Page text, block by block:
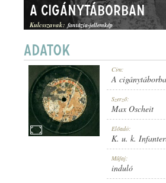
MŰFAJ: INDULÓ
A cigánytáborban
Kulcsszavak: fantázia-jellemkép
Cím:
A
Szerző:
Max Oscheit
Előadó:
K. u. k.
Műfaj:
induló